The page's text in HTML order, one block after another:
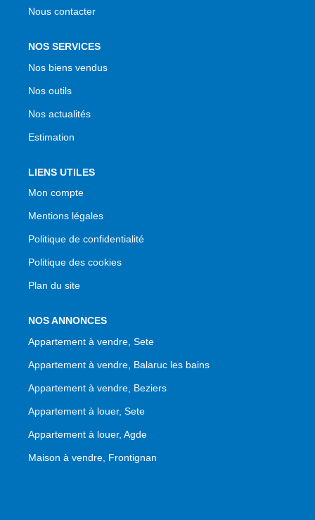
Nous contacter
NOS SERVICES
Nos biens vendus
Nos outils
Nos actualités
Estimation
LIENS UTILES
Mon compte
Mentions légales
Politique de confidentialité
Politique des cookies
Plan du site
NOS ANNONCES
Appartement à vendre, Sete
Appartement à vendre, Balaruc les bains
Appartement à vendre, Beziers
Appartement à louer, Sete
Appartement à louer, Agde
Maison à vendre, Frontignan